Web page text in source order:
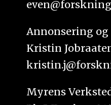
Annonsering
Kristin
Myrens